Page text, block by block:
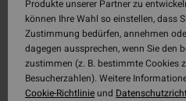
Produkte unserer Partner zu
können Ihre Wahl so einstellen, dass
Zustimmung bedürfen, annehmen
dagegen aussprechen, wenn Sie den
zustimmen (z. B. bestimmte Cookies
Besucherzahlen). Weitere
Cookie-Richtlinieund